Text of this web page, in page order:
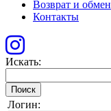
Возврат и обмен
Контакты
Искать:
Поиск
Логин: